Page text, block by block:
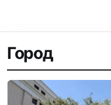
Город